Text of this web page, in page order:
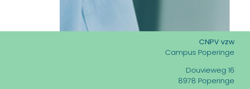
CNPV vzw
Campus Poperinge
Douvieweg 16
8978 Poperinge